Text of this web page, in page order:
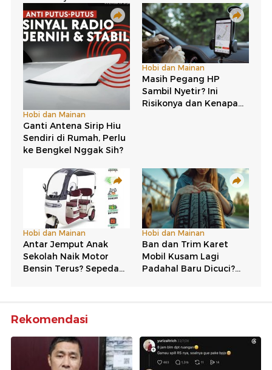
Rekomendasi